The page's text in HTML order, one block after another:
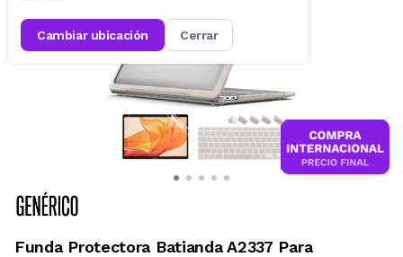
cambiar ubicación cerrar
Funda Protectora Batianda A2337 Para